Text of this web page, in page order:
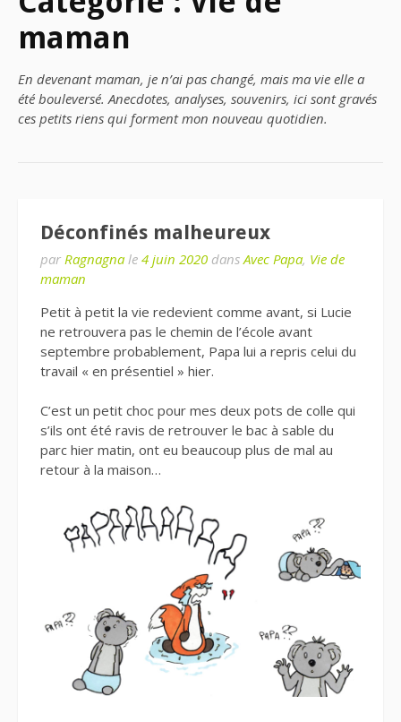
maman
En devenant maman, je n’ai pas changé, mais ma vie elle a
été bouleversé. Anecdotes, analyses, souvenirs, ici sont gravés
ces petits riens qui forment mon nouveau quotidien.
Déconfinés malheureux
par Ragnagna le 4 juin 2020 dans Avec Papa, Vie de
maman
Petit à petit la vie redevient comme avant, si Lucie
ne retrouvera pas le chemin de l’école avant
septembre probablement, Papa lui a repris celui du
travail « en présentiel » hier.
C’est un petit choc pour mes deux pots de colle qui
s’ils ont été ravis de retrouver le bac à sable du
parc hier matin, ont eu beaucoup plus de mal au
retour à la maison…